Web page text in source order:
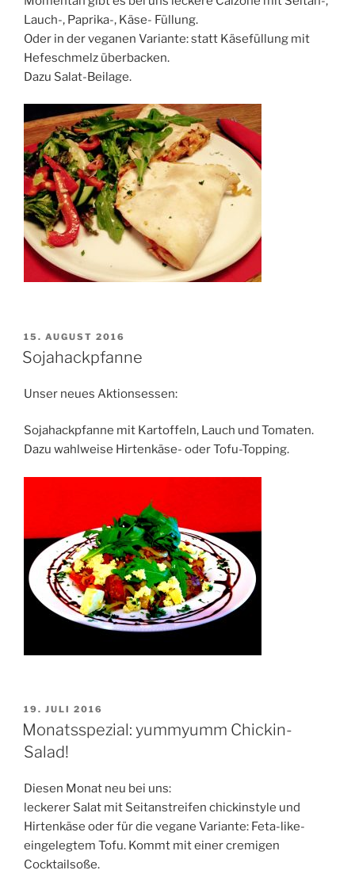
Lauch-, Paprika-, Käse- Füllung.
Oder in der veganen Variante: statt Käsefüllung mit
Hefeschmelz überbacken.
Dazu Salat-Beilage.
VERÖFFENTLICHT
AM
15. AUGUST 2016
Sojahackpfanne
Unser neues Aktionsessen:
Sojahackpfanne mit Kartoffeln, Lauch und Tomaten.
Dazu wahlweise Hirtenkäse- oder Tofu-Topping.
VERÖFFENTLICHT
AM
19. JULI 2016
Monatsspezial: yummyumm Chickin-
Salad!
Diesen Monat neu bei uns:
leckerer Salat mit Seitanstreifen chickinstyle und
Hirtenkäse oder für die vegane Variante: Feta-like-
eingelegtem Tofu. Kommt mit einer cremigen
Cocktailsoße.